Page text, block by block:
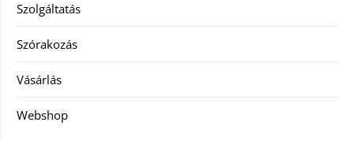
Szolgáltatás
Szórakozás
Vásárlás
Webshop